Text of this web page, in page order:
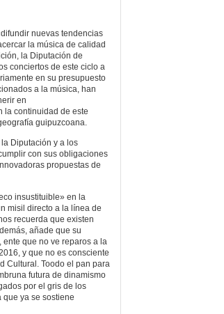
nuevas tendencias
la música de calidad
la Diputación de
conciertos de este ciclo a
en su presupuesto
a la música, han
en
la continuidad de este
guipuzcoana.
Diputación y a los
con sus obligaciones
propuestas de
insustituible» en la
misil directo a la línea de
recuerda que existen
añade que su
que no ve reparos a la
y que no es consciente
Cultural. Toodo el pan para
futura de dinamismo
por el gris de los
que ya se sostiene